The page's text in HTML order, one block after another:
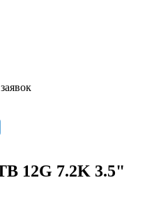
12G 7.2K 3.5"